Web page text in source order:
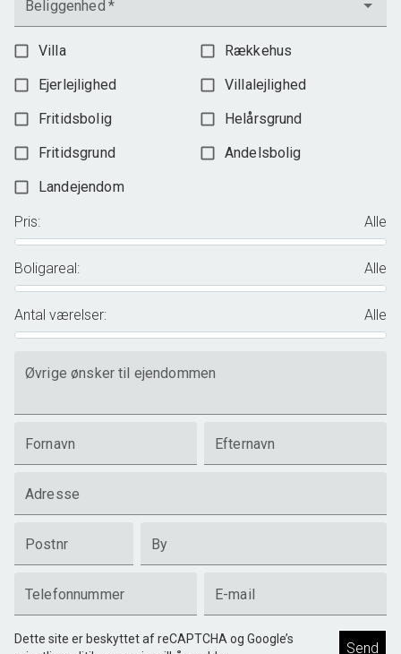
Beliggenhed *
Villa
Rækkehus
Ejerlejlighed
Villalejlighed
Fritidsbolig
Helårsgrund
Fritidsgrund
Andelsbolig
Landejendom
Pris: Alle
Boligareal: Alle
Antal værelser: Alle
Øvrige ønsker til ejendommen
Fornavn Efternavn
Adresse
Postnr By
Telefonnummer E-mail
Dette site er beskyttet af reCAPTCHA og Google’s
Send